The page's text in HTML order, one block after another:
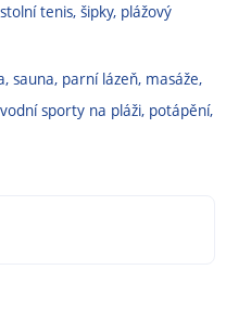
tenis, šipky, plážový
sauna, parní lázeň, masáže,
sporty na pláži, potápění,